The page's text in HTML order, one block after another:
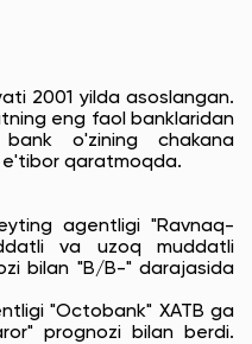
2001 yilda asoslangan.
eng faol banklaridan
o'zining chakana
e'tibor qaratmoqda.
agentligi "Ravnaq-
va uzoq muddatli
bilan "B/B-" darajasida
"Octobank" XATB ga
prognozi bilan berdi.